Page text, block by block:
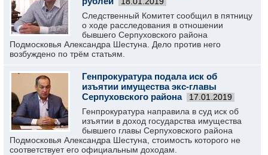
Следственный Комитет сообщил в пятницу
о ходе расследования в отношении
бывшего Серпуховского района
Подмосковья Александра Шестуна. Дело против него
возбуждено по трём статьям.
Генпрокуратура подала иск об
изъятии имущества экс-главы
Серпуховского района
17.01.2019
Генпрокуратура направила в суд иск об
изъятии в доход государства имущества
бывшего главы Серпуховского района
Подмосковья Александра Шестуна, стоимость которого не
соответствует его официальным доходам.